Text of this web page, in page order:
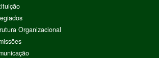
Organizacional